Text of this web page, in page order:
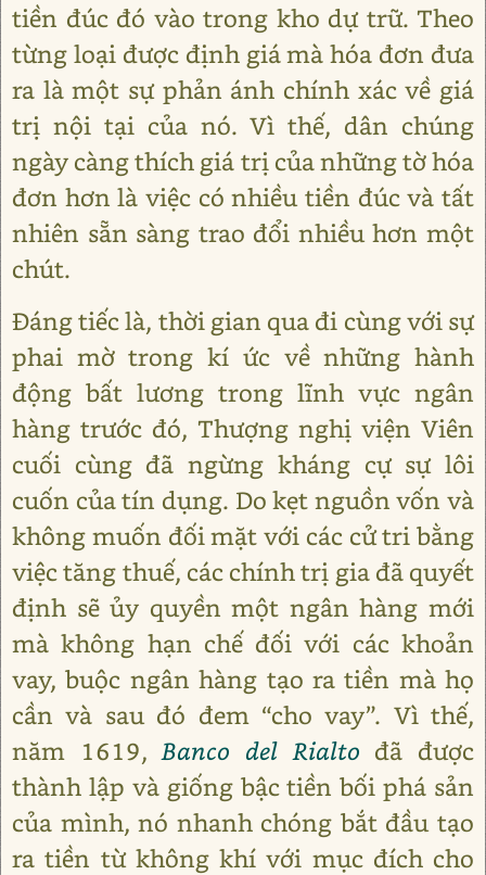
tiền đúc đó vào trong kho dự trữ. Theo
từng loại được định giá mà hóa đơn đưa
ra là một sự phản ánh chính xác về giá
trị nội tại của nó. Vì thế, dân chúng
ngày càng thích giá trị của những tờ hóa
đơn hơn là việc có nhiều tiền đúc và tất
nhiên sẵn sàng trao đổi nhiều hơn một
chút.
Đáng tiếc là, thời gian qua đi cùng với sự
phai mờ trong kí ức về những hành
động bất lương trong lĩnh vực ngân
hàng trước đó, Thượng nghị viện Viên
cuối cùng đã ngừng kháng cự sự lôi
cuốn của tín dụng. Do kẹt nguồn vốn và
không muốn đối mặt với các cử tri bằng
việc tăng thuế, các chính trị gia đã quyết
định sẽ ủy quyền một ngân hàng mới
mà không hạn chế đối với các khoản
vay, buộc ngân hàng tạo ra tiền mà họ
cần và sau đó đem “cho vay”. Vì thế,
năm 1619,Banco del Rialto đã được
thành lập và giống bậc tiền bối phá sản
của mình, nó nhanh chóng bắt đầu tạo
ra tiền từ không khí với mục đích cho